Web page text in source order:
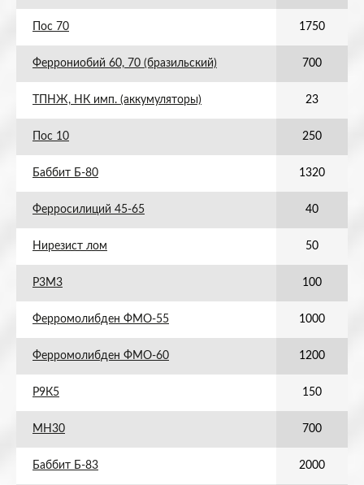
Пос 70 1750
Феррониобий 60, 70 (бразильский) 700
ТПНЖ, НК имп. (аккумуляторы) 23
Пос 10 250
Баббит Б-80 1320
Ферросилиций 45-65 40
Нирезист лом 50
Р3М3 100
Ферромолибден ФМО-55 1000
Ферромолибден ФМО-60 1200
Р9К5 150
МН30 700
Баббит Б-83 2000